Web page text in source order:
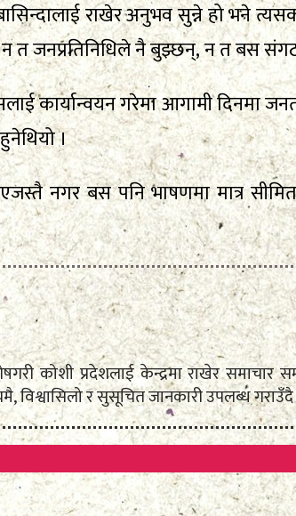
राखेर अनुभव सुन्ने हो भने
न त जनप्रतिनिधिले नै बुझ्छन्, न त बस
गरेमा आगामी दिनमा
।
नगर बस पनि भाषणमा मात्र
कोशी प्रदेशलाई केन्द्रमा राखेर
विश्वासिलो र सुसूचित जानकारी उपलब्ध